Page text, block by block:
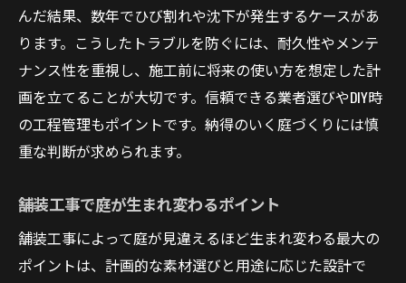
んだ結果、数年でひび割れや沈下が発生するケースがあ
ります。こうしたトラブルを防ぐには、耐久性やメンテ
ナンス性を重視し、施工前に将来の使い方を想定した計
画を立てることが大切です。信頼できる業者選びやDIY時
の工程管理もポイントです。納得のいく庭づくりには慎
重な判断が求められます。
舗装工事で庭が生まれ変わるポイント
舗装工事によって庭が見違えるほど生まれ変わる最大の
ポイントは、計画的な素材選びと用途に応じた設計で